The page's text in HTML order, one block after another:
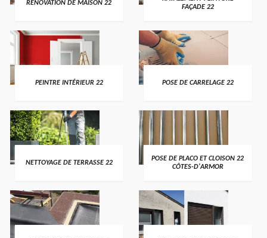
RÉNOVATION DE MAISON 22
FAÇADE 22
PEINTRE INTÉRIEUR 22 POSE DE CARRELAGE 22
NETTOYAGE DE TERRASSE 22
POSE DE PLACO ET CLOISON 22
CÔTES-D'ARMOR